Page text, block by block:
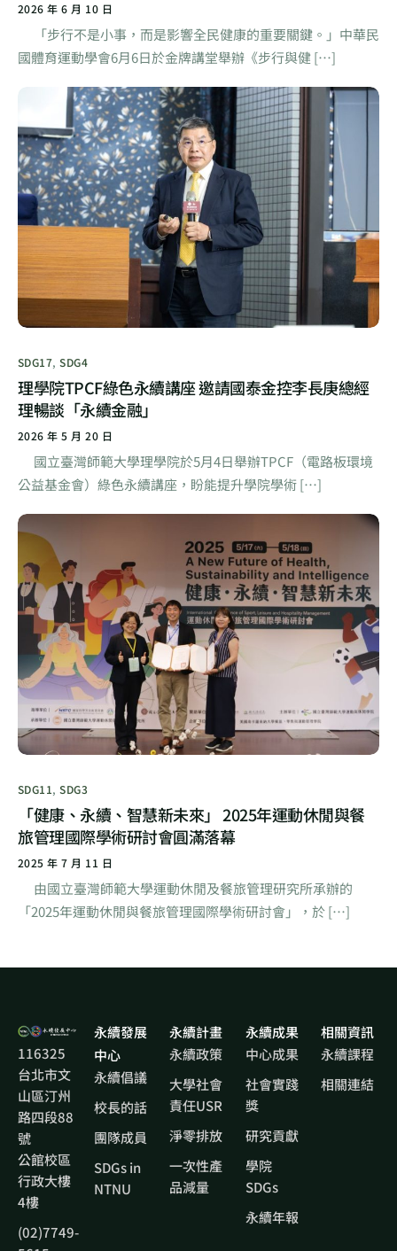
2026 年 6 月 10 日
「步行不是小事，而是影響全民健康的重要關鍵。」中華民
國體育運動學會6月6日於金牌講堂舉辦《步行與健 […]
SDG17,SDG4
理學院TPCF綠色永續講座 邀請國泰金控李長庚總經
理暢談「永續金融」
2026 年 5 月 20 日
國立臺灣師範大學理學院於5月4日舉辦TPCF（電路板環境
公益基金會）綠色永續講座，盼能提升學院學術 […]
SDG11,SDG3
「健康、永續、智慧新未來」 2025年運動休閒與餐
旅管理國際學術研討會圓滿落幕
2025 年 7 月 11 日
由國立臺灣師範大學運動休閒及餐旅管理研究所承辦的
「2025年運動休閒與餐旅管理國際學術研討會」，於 […]
116325
台北市文
山區汀州
路四段88
號
公館校區
行政大樓
4樓
(02)7749-
永續發展
中心
永續倡議
校長的話
團隊成員
SDGs in
NTNU
永續計畫
永續政策
大學社會
責任USR
淨零排放
一次性產
品減量
永續成果
中心成果
社會實踐
獎
研究貢獻
學院
SDGs
永續年報
相關資訊
永續課程
相關連結